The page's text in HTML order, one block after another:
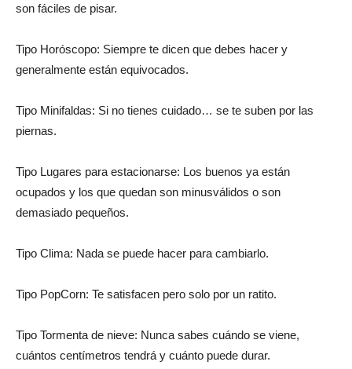
son fáciles de pisar.
Tipo Horóscopo: Siempre te dicen que debes hacer y
generalmente están equivocados.
Tipo Minifaldas: Si no tienes cuidado… se te suben por las
piernas.
Tipo Lugares para estacionarse: Los buenos ya están
ocupados y los que quedan son minusválidos o son
demasiado pequeños.
Tipo Clima: Nada se puede hacer para cambiarlo.
Tipo PopCorn: Te satisfacen pero solo por un ratito.
Tipo Tormenta de nieve: Nunca sabes cuándo se viene,
cuántos centímetros tendrá y cuánto puede durar.